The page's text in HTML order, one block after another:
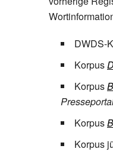
DWDS-
Korpus
Korpus
Korpus
Korpus